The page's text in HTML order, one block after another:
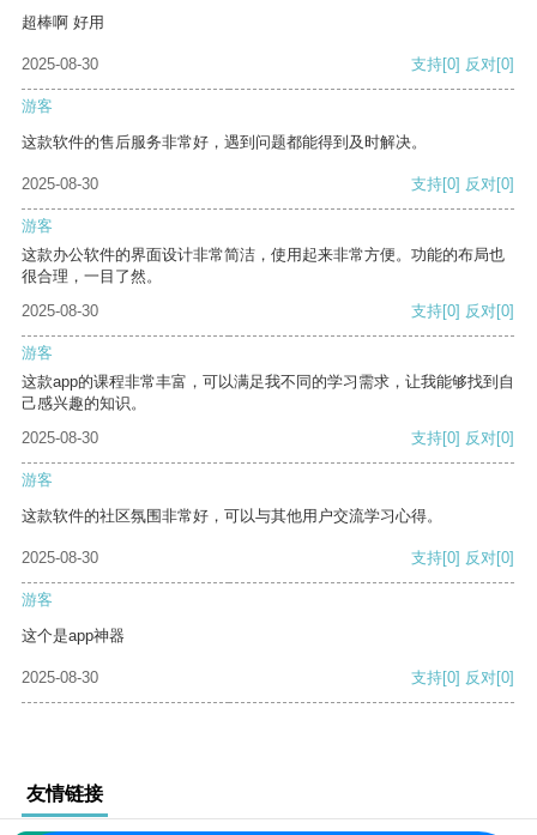
超棒啊 好用
2025-08-30 支持[0] 反对[0]
游客
这款软件的售后服务非常好，遇到问题都能得到及时解决。
2025-08-30 支持[0] 反对[0]
游客
这款办公软件的界面设计非常简洁，使用起来非常方便。功能的布局也
很合理，一目了然。
2025-08-30
支持[0] 反对[0]
游客
这款app的课程非常丰富，可以满足我不同的学习需求，让我能够找到自
己感兴趣的知识。
2025-08-30
支持[0] 反对[0]
游客
这款软件的社区氛围非常好，可以与其他用户交流学习心得。
2025-08-30 支持[0] 反对[0]
游客
这个是app神器
2025-08-30 支持[0] 反对[0]
友情链接